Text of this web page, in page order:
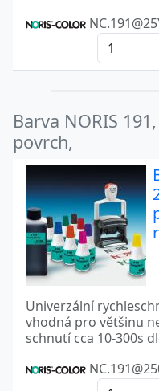
Barva NORIS
povrch,
Univerzální
vhodná pro většinu
schnutí cca 10-300s